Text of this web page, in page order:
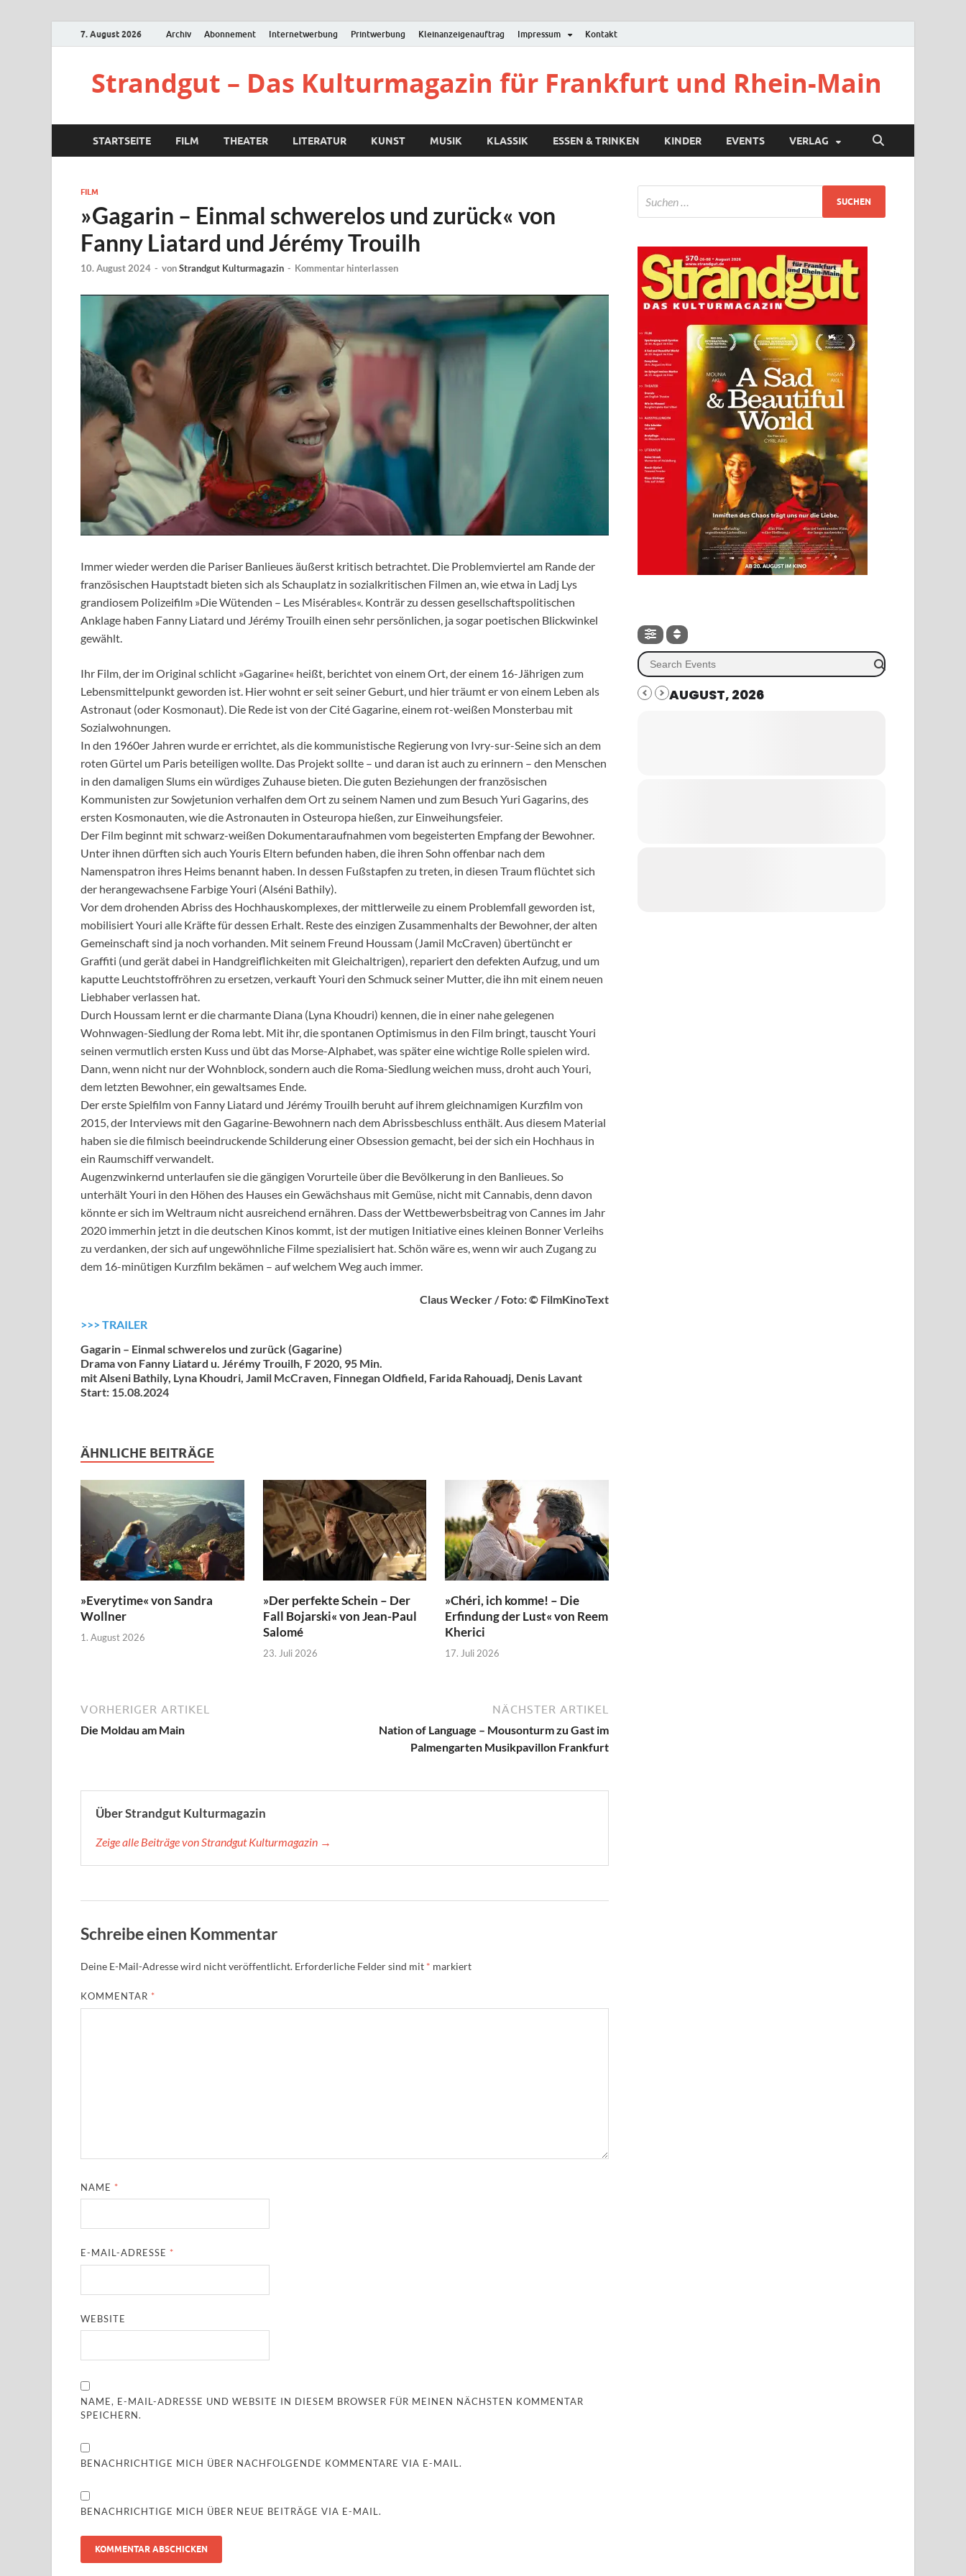
7. August 2026 Archiv Abonnement Internetwerbung Printwerbung Kleinanzeigenauftrag Impressum Kontakt
Strandgut – Das Kulturmagazin für Frankfurt und Rhein-Main
STARTSEITE FILM THEATER LITERATUR KUNST MUSIK KLASSIK ESSEN & TRINKEN KINDER EVENTS VERLAG
FILM
»Gagarin – Einmal schwerelos und zurück« von
Fanny Liatard und Jérémy Trouilh
10. August 2024 - vonStrandgut Kulturmagazin - Kommentar hinterlassen
Immer wieder werden die Pariser Banlieues äußerst kritisch betrachtet. Die Problemviertel am Rande der
französischen Hauptstadt bieten sich als Schauplatz in sozialkritischen Filmen an, wie etwa in Ladj Lys
grandiosem Polizeifilm »Die Wütenden – Les Misérables«. Konträr zu dessen gesellschaftspolitischen
Anklage haben Fanny Liatard und Jérémy Trouilh einen sehr persönlichen, ja sogar poetischen Blickwinkel
gewählt.
Ihr Film, der im Original schlicht »Gagarine« heißt, berichtet von einem Ort, der einem 16-Jährigen zum
Lebensmittelpunkt geworden ist. Hier wohnt er seit seiner Geburt, und hier träumt er von einem Leben als
Astronaut (oder Kosmonaut). Die Rede ist von der Cité Gagarine, einem rot-weißen Monsterbau mit
Sozialwohnungen.
In den 1960er Jahren wurde er errichtet, als die kommunistische Regierung von Ivry-sur-Seine sich an dem
roten Gürtel um Paris beteiligen wollte. Das Projekt sollte – und daran ist auch zu erinnern – den Menschen
in den damaligen Slums ein würdiges Zuhause bieten. Die guten Beziehungen der französischen
Kommunisten zur Sowjetunion verhalfen dem Ort zu seinem Namen und zum Besuch Yuri Gagarins, des
ersten Kosmonauten, wie die Astronauten in Osteuropa hießen, zur Einweihungsfeier.
Der Film beginnt mit schwarz-weißen Dokumentaraufnahmen vom begeisterten Empfang der Bewohner.
Unter ihnen dürften sich auch Youris Eltern befunden haben, die ihren Sohn offenbar nach dem
Namenspatron ihres Heims benannt haben. In dessen Fußstapfen zu treten, in diesen Traum flüchtet sich
der herangewachsene Farbige Youri (Alséni Bathily).
Vor dem drohenden Abriss des Hochhauskomplexes, der mittlerweile zu einem Problemfall geworden ist,
mobilisiert Youri alle Kräfte für dessen Erhalt. Reste des einzigen Zusammenhalts der Bewohner, der alten
Gemeinschaft sind ja noch vorhanden. Mit seinem Freund Houssam (Jamil McCraven) übertüncht er
Graffiti (und gerät dabei in Handgreiflichkeiten mit Gleichaltrigen), repariert den defekten Aufzug, und um
kaputte Leuchtstoffröhren zu ersetzen, verkauft Youri den Schmuck seiner Mutter, die ihn mit einem neuen
Liebhaber verlassen hat.
Durch Houssam lernt er die charmante Diana (Lyna Khoudri) kennen, die in einer nahe gelegenen
Wohnwagen-Siedlung der Roma lebt. Mit ihr, die spontanen Optimismus in den Film bringt, tauscht Youri
seinen vermutlich ersten Kuss und übt das Morse-Alphabet, was später eine wichtige Rolle spielen wird.
Dann, wenn nicht nur der Wohnblock, sondern auch die Roma-Siedlung weichen muss, droht auch Youri,
dem letzten Bewohner, ein gewaltsames Ende.
Der erste Spielfilm von Fanny Liatard und Jérémy Trouilh beruht auf ihrem gleichnamigen Kurzfilm von
2015, der Interviews mit den Gagarine-Bewohnern nach dem Abrissbeschluss enthält. Aus diesem Material
haben sie die filmisch beeindruckende Schilderung einer Obsession gemacht, bei der sich ein Hochhaus in
ein Raumschiff verwandelt.
Augenzwinkernd unterlaufen sie die gängigen Vorurteile über die Bevölkerung in den Banlieues. So
unterhält Youri in den Höhen des Hauses ein Gewächshaus mit Gemüse, nicht mit Cannabis, denn davon
könnte er sich im Weltraum nicht ausreichend ernähren. Dass der Wettbewerbsbeitrag von Cannes im Jahr
2020 immerhin jetzt in die deutschen Kinos kommt, ist der mutigen Initiative eines kleinen Bonner Verleihs
zu verdanken, der sich auf ungewöhnliche Filme spezialisiert hat. Schön wäre es, wenn wir auch Zugang zu
dem 16-minütigen Kurzfilm bekämen – auf welchem Weg auch immer.
Claus Wecker / Foto: © FilmKinoText
>>> TRAILER
Gagarin – Einmal schwerelos und zurück (Gagarine)
Drama von Fanny Liatard u. Jérémy Trouilh, F 2020, 95 Min.
mit Alseni Bathily, Lyna Khoudri, Jamil McCraven, Finnegan Oldfield, Farida Rahouadj, Denis Lavant
Start: 15.08.2024
ÄHNLICHE BEITRÄGE
»Everytime« von Sandra
Wollner
1. August 2026
»Der perfekte Schein – Der
Fall Bojarski« von Jean-Paul
Salomé
23. Juli 2026
»Chéri, ich komme! – Die
Erfindung der Lust« von Reem
Kherici
17. Juli 2026
VORHERIGER ARTIKEL
Die Moldau am Main
NÄCHSTER ARTIKEL
Nation of Language – Mousonturm zu Gast im
Palmengarten Musikpavillon Frankfurt
Über Strandgut Kulturmagazin
Zeige alle Beiträge von Strandgut Kulturmagazin →
Schreibe einen Kommentar
Deine E-Mail-Adresse wird nicht veröffentlicht. Erforderliche Felder sind mit * markiert
KOMMENTAR *
NAME *
E-MAIL-ADRESSE *
WEBSITE
NAME, E-MAIL-ADRESSE UND WEBSITE IN DIESEM BROWSER FÜR MEINEN NÄCHSTEN KOMMENTAR
SPEICHERN.
BENACHRICHTIGE MICH ÜBER NACHFOLGENDE KOMMENTARE VIA E-MAIL.
BENACHRICHTIGE MICH ÜBER NEUE BEITRÄGE VIA E-MAIL.
AUGUST, 2026